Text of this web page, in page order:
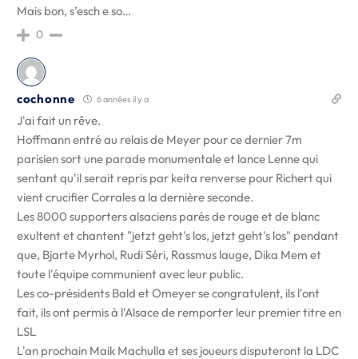
Mais bon, s’esch e so…
0
cochonne 6 années il y a
J'ai fait un rêve.
Hoffmann entré au relais de Meyer pour ce dernier 7m
parisien sort une parade monumentale et lance Lenne qui
sentant qu'il serait repris par keita renverse pour Richert qui
vient crucifier Corrales a la dernière seconde.
Les 8000 supporters alsaciens parés de rouge et de blanc
exultent et chantent "jetzt geht's los, jetzt geht's los" pendant
que, Bjarte Myrhol, Rudi Séri, Rassmus lauge, Dika Mem et
toute l'équipe communient avec leur public.
Les co-présidents Bald et Omeyer se congratulent, ils l'ont
fait, ils ont permis à l'Alsace de remporter leur premier titre en
LSL
L'an prochain Maik Machulla et ses joueurs disputeront la LDC